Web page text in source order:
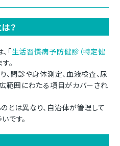
？
「生活習慣病予防健診（特定健
。
問診や身体測定、血液検査、尿
広範囲にわたる項目がカバーされ
とは異なり、自治体が管理して
です。